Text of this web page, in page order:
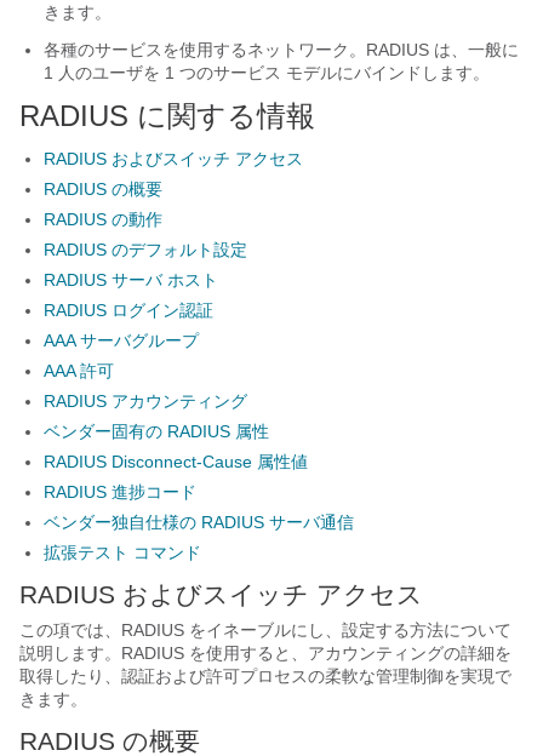
きます。
各種のサービスを使用するネットワーク。RADIUS は、一般に
1 人のユーザを 1 つのサービス モデルにバインドします。
RADIUS に関する情報
RADIUS およびスイッチ アクセス
RADIUS の概要
RADIUS の動作
RADIUS のデフォルト設定
RADIUS サーバ ホスト
RADIUS ログイン認証
AAA サーバグループ
AAA 許可
RADIUS アカウンティング
ベンダー固有の RADIUS 属性
RADIUS Disconnect-Cause 属性値
RADIUS 進捗コード
ベンダー独自仕様の RADIUS サーバ通信
拡張テスト コマンド
RADIUS およびスイッチ アクセス
この項では、RADIUS をイネーブルにし、設定する方法について
説明します。RADIUS を使用すると、アカウンティングの詳細を
取得したり、認証および許可プロセスの柔軟な管理制御を実現で
きます。
RADIUS の概要